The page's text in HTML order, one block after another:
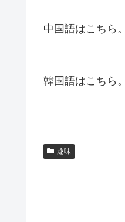
中国語はこちら。
韓国語はこちら。
趣味